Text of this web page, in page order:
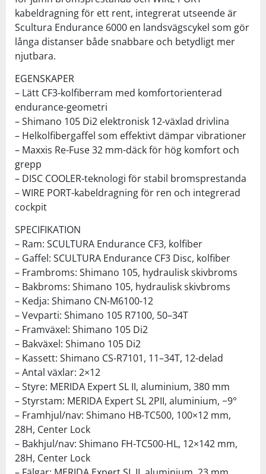
kabeldragning för ett rent, integrerat utseende är
Scultura Endurance 6000 en landsvägscykel som gör
långa distanser både snabbare och betydligt mer
njutbara.
EGENSKAPER
– Lätt CF3-kolfiberram med komfortorienterad
endurance-geometri
– Shimano 105 Di2 elektronisk 12-växlad drivlina
– Helkolfibergaffel som effektivt dämpar vibrationer
– Maxxis Re-Fuse 32 mm-däck för hög komfort och
grepp
– DISC COOLER-teknologi för stabil bromsprestanda
– WIRE PORT-kabeldragning för ren och integrerad
cockpit
SPECIFIKATION
– Ram: SCULTURA Endurance CF3, kolfiber
– Gaffel: SCULTURA Endurance CF3 Disc, kolfiber
– Frambroms: Shimano 105, hydraulisk skivbroms
– Bakbroms: Shimano 105, hydraulisk skivbroms
– Kedja: Shimano CN-M6100-12
– Vevparti: Shimano 105 R7100, 50–34T
– Framväxel: Shimano 105 Di2
– Bakväxel: Shimano 105 Di2
– Kassett: Shimano CS-R7101, 11–34T, 12-delad
– Antal växlar: 2×12
– Styre: MERIDA Expert SL II, aluminium, 380 mm
– Styrstam: MERIDA Expert SL 2PII, aluminium, −9°
– Framhjul/nav: Shimano HB-TC500, 100×12 mm,
28H, Center Lock
– Bakhjul/nav: Shimano FH-TC500-HL, 12×142 mm,
28H, Center Lock